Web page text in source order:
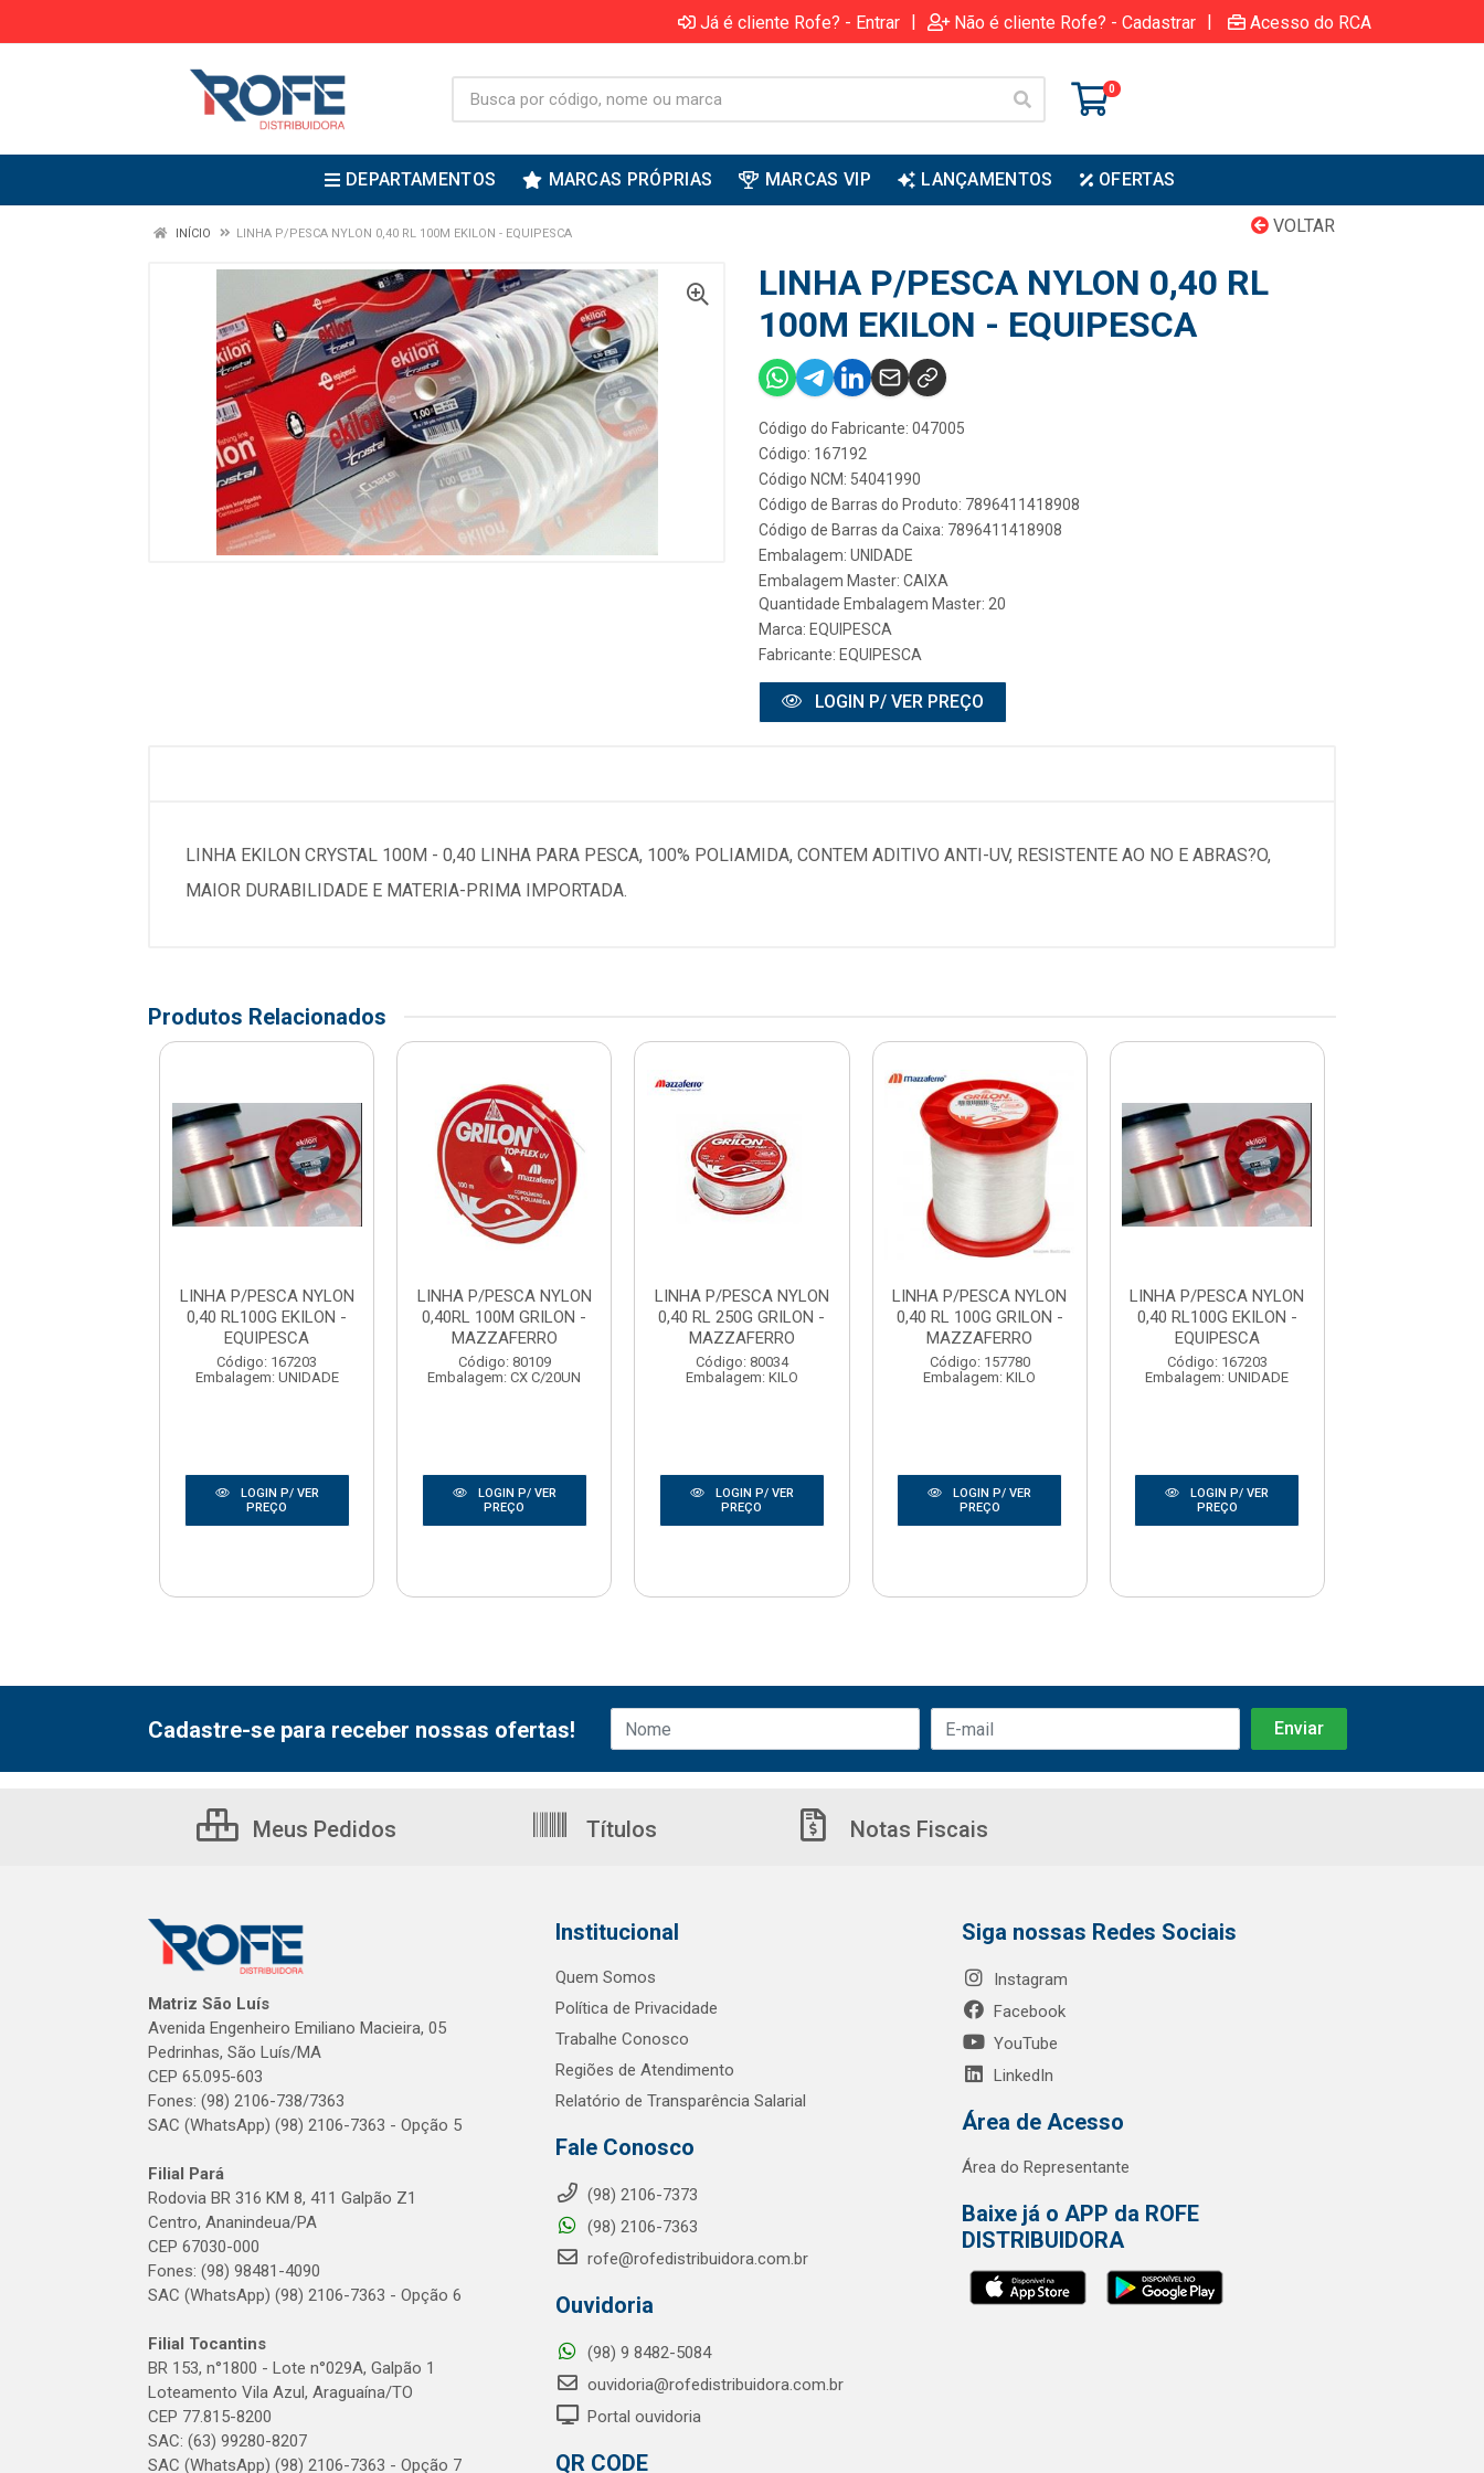
Já é cliente Rofe? - Entrar | Não é cliente Rofe? - Cadastrar | Acesso do RCA
0
DEPARTAMENTOS MARCAS PRÓPRIAS MARCAS VIP LANÇAMENTOS OFERTAS
VOLTAR
INÍCIO LINHA P/PESCA NYLON 0,40 RL 100M EKILON - EQUIPESCA
LINHA P/PESCA NYLON 0,40 RL
100M EKILON - EQUIPESCA
Código do Fabricante: 047005
Código: 167192
Código NCM: 54041990
Código de Barras do Produto: 7896411418908
Código de Barras da Caixa: 7896411418908
Embalagem: UNIDADE
Embalagem Master: CAIXA
Quantidade Embalagem Master: 20
Marca: EQUIPESCA
Fabricante: EQUIPESCA
LOGIN P/ VER PREÇO
LINHA EKILON CRYSTAL 100M - 0,40 LINHA PARA PESCA, 100% POLIAMIDA, CONTEM ADITIVO ANTI-UV, RESISTENTE AO NO E ABRAS?O,
MAIOR DURABILIDADE E MATERIA-PRIMA IMPORTADA.
Produtos Relacionados
LINHA P/PESCA NYLON
0,40 RL100G EKILON -
EQUIPESCA
Código: 167203
Embalagem: UNIDADE
LOGIN P/ VER
PREÇO
LINHA P/PESCA NYLON
0,40RL 100M GRILON -
MAZZAFERRO
Código: 80109
Embalagem: CX C/20UN
LOGIN P/ VER
PREÇO
LINHA P/PESCA NYLON
0,40 RL 250G GRILON -
MAZZAFERRO
Código: 80034
Embalagem: KILO
LOGIN P/ VER
PREÇO
LINHA P/PESCA NYLON
0,40 RL 100G GRILON -
MAZZAFERRO
Código: 157780
Embalagem: KILO
LOGIN P/ VER
PREÇO
LINHA P/PESCA NYLON
0,40 RL100G EKILON -
EQUIPESCA
Código: 167203
Embalagem: UNIDADE
LOGIN P/ VER
PREÇO
Cadastre-se para receber nossas ofertas!
Meus Pedidos Títulos Notas Fiscais
Matriz São Luís
Avenida Engenheiro Emiliano Macieira, 05
Pedrinhas, São Luís/MA
CEP 65.095-603
Fones: (98) 2106-738/7363
SAC (WhatsApp) (98) 2106-7363 - Opção 5
Filial Pará
Rodovia BR 316 KM 8, 411 Galpão Z1
Centro, Ananindeua/PA
CEP 67030-000
Fones: (98) 98481-4090
SAC (WhatsApp) (98) 2106-7363 - Opção 6
Filial Tocantins
BR 153, n°1800 - Lote n°029A, Galpão 1
Loteamento Vila Azul, Araguaína/TO
CEP 77.815-8200
SAC: (63) 99280-8207
SAC (WhatsApp) (98) 2106-7363 - Opção 7
Institucional
Quem Somos
Política de Privacidade
Trabalhe Conosco
Regiões de Atendimento
Relatório de Transparência Salarial
Fale Conosco
(98) 2106-7373
(98) 2106-7363
rofe@rofedistribuidora.com.br
Ouvidoria
(98) 9 8482-5084
ouvidoria@rofedistribuidora.com.br
Portal ouvidoria
QR CODE
Siga nossas Redes Sociais
Instagram
Facebook
YouTube
LinkedIn
Área de Acesso
Área do Representante
Baixe já o APP da ROFE
DISTRIBUIDORA